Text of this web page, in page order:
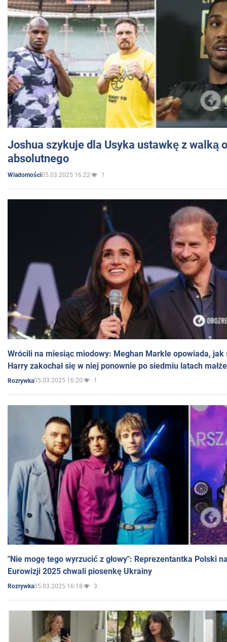
Joshua szykuje dla Usyka ustawkę z walką
absolutnego
Wiadomości05.03.2025 16:22 1
Wrócili na miesiąc miodowy: Meghan Markle opowiada, jak
Harry zakochał się w niej ponownie po siedmiu latach
Rozrywka05.03.2025 16:20 1
"Nie mogę tego wyrzucić z głowy": Reprezentantka Polski
Eurowizji 2025 chwali piosenkę Ukrainy
Rozrywka05.03.2025 16:18 3